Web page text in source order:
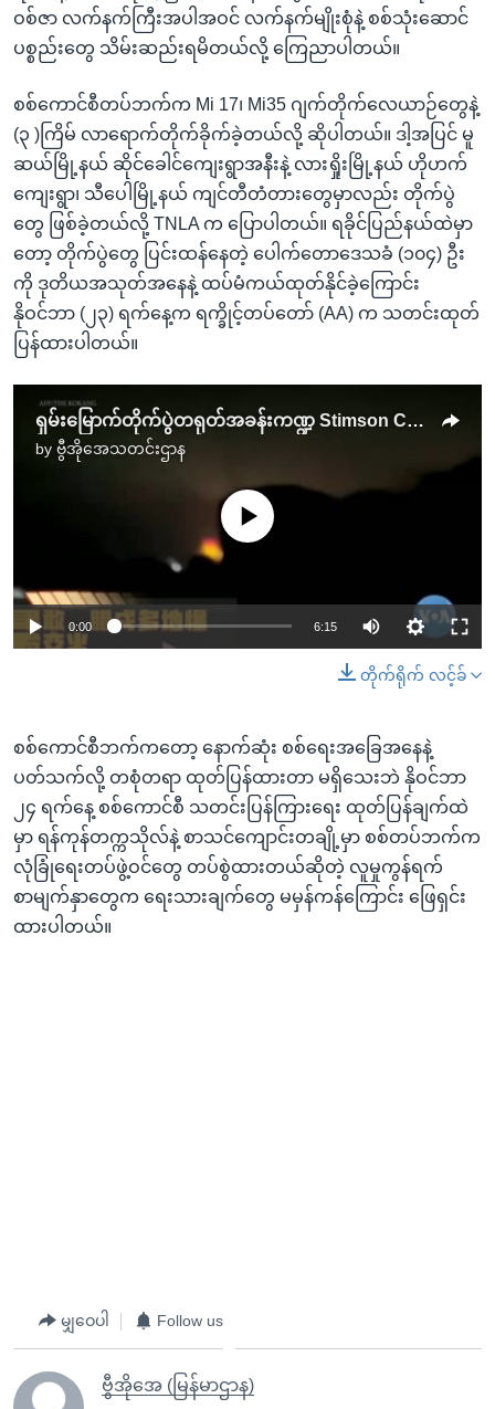
ဝစ်ဇာ လက်နက်ကြီးအပါအဝင် လက်နက်မျိုးစုံနဲ့ စစ်သုံးဆောင်
ပစ္စည်းတွေ သိမ်းဆည်းရမိတယ်လို့ ကြေညာပါတယ်။
စစ်ကောင်စီတပ်ဘက်က Mi 17၊ Mi35 ဂျက်တိုက်လေယာဉ်တွေနဲ့
(၃ )ကြိမ် လာရောက်တိုက်ခိုက်ခဲ့တယ်လို့ ဆိုပါတယ်။ ဒါ့အပြင် မူ
ဆယ်မြို့နယ် ဆိုင်ခေါင်ကျေးရွာအနီးနဲ့ လားရှိုးမြို့နယ် ဟိုဟက်
ကျေးရွာ၊ သီပေါမြို့နယ် ကျင်တီတံတားတွေမှာလည်း တိုက်ပွဲ
တွေ ဖြစ်ခဲ့တယ်လို့ TNLA က ပြောပါတယ်။ ရခိုင်ပြည်နယ်ထဲမှာ
တော့ တိုက်ပွဲတွေ ပြင်းထန်နေတဲ့ ပေါက်တောဒေသခံ (၁၀၄) ဦး
ကို ဒုတိယအသုတ်အနေနဲ့ ထပ်မံကယ်ထုတ်နိုင်ခဲ့ကြောင်း
နိုဝင်ဘာ (၂၃) ရက်နေ့က ရက္ခိုင့်တပ်တော် (AA) က သတင်းထုတ်
ပြန်ထားပါတယ်။
ရှမ်းမြောက်တိုက်ပွဲတရုတ်အခန်းကဏ္ဍ Stimson Center ဆွေးနွေး
by ဗွီအိုအေသတင်းဌာန
No media source currently available
0:00 6:15
တိုက်ရိုက် လင့်ခ်
စစ်ကောင်စီဘက်ကတော့ နောက်ဆုံး စစ်ရေးအခြေအနေနဲ့
ပတ်သက်လို့ တစုံတရာ ထုတ်ပြန်ထားတာ မရှိသေးဘဲ နိုဝင်ဘာ
၂၄ ရက်နေ့ စစ်ကောင်စီ သတင်းပြန်ကြားရေး ထုတ်ပြန်ချက်ထဲ
မှာ ရန်ကုန်တက္ကသိုလ်နဲ့ စာသင်ကျောင်းတချို့မှာ စစ်တပ်ဘက်က
လုံခြုံရေးတပ်ဖွဲ့ဝင်တွေ တပ်စွဲထားတယ်ဆိုတဲ့ လူမှုကွန်ရက်
စာမျက်နှာတွေက ရေးသားချက်တွေ မမှန်ကန်ကြောင်း ဖြေရှင်း
ထားပါတယ်။
မျှဝေပါ Follow us
ဗွီအိုအေ (မြန်မာဌာန)